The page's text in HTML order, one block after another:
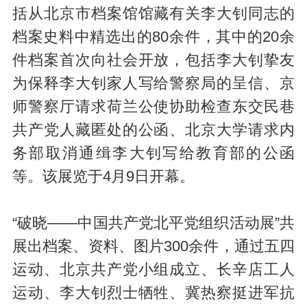
括从北京市档案馆馆藏有关李大钊同志的
档案史料中精选出的80余件，其中的20余
件档案首次向社会开放，包括李大钊挚友
为保释李大钊家人写给警察局的呈信、京
师警察厅请求荷兰公使协助检查东交民巷
共产党人藏匿处的公函、北京大学请求内
务部取消通缉李大钊写给教育部的公函
等。该展览于4月9日开幕。
“破晓——中国共产党北平党组织活动展”共
展出档案、资料、图片300余件，通过五四
运动、北京共产党小组成立、长辛店工人
运动、李大钊烈士牺牲、冀热察挺进军抗